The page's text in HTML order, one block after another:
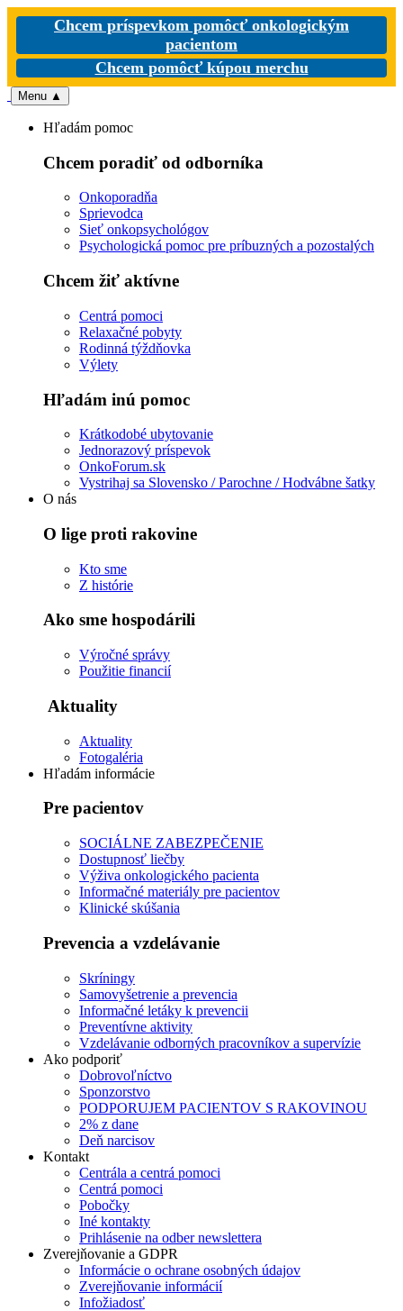
Chcem príspevkom pomôcť onkologickým
pacientom
Chcem pomôcť kúpou merchu
Menu ▲
Hľadám pomoc
Chcem poradiť od odborníka
Onkoporadňa
Sprievodca
Sieť onkopsychológov
Psychologická pomoc pre príbuzných a pozostalých
Chcem žiť aktívne
Centrá pomoci
Relaxačné pobyty
Rodinná týždňovka
Výlety
Hľadám inú pomoc
Krátkodobé ubytovanie
Jednorazový príspevok
OnkoForum.sk
Vystrihaj sa Slovensko / Parochne / Hodvábne šatky
O nás
O lige proti rakovine
Kto sme
Z histórie
Ako sme hospodárili
Výročné správy
Použitie financií
Aktuality
Aktuality
Fotogaléria
Hľadám informácie
Pre pacientov
SOCIÁLNE ZABEZPEČENIE
Dostupnosť liečby
Výživa onkologického pacienta
Informačné materiály pre pacientov
Klinické skúšania
Prevencia a vzdelávanie
Skríningy
Samovyšetrenie a prevencia
Informačné letáky k prevencii
Preventívne aktivity
Vzdelávanie odborných pracovníkov a supervízie
Ako podporiť
Dobrovoľníctvo
Sponzorstvo
PODPORUJEM PACIENTOV S RAKOVINOU
2% z dane
Deň narcisov
Kontakt
Centrála a centrá pomoci
Centrá pomoci
Pobočky
Iné kontakty
Prihlásenie na odber newslettera
Zverejňovanie a GDPR
Informácie o ochrane osobných údajov
Zverejňovanie informácií
Infožiadosť